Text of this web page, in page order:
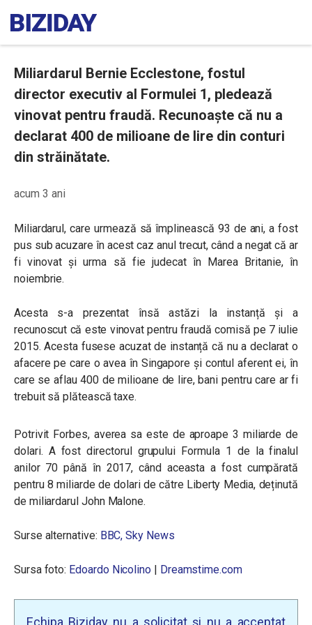
Miliardarul Bernie Ecclestone, fostul
director executiv al Formulei 1, pledează
vinovat pentru fraudă. Recunoaște că nu a
declarat 400 de milioane de lire din conturi
din străinătate.
acum 3 ani
Miliardarul, care urmează să împlinească 93 de ani, a fost
pus sub acuzare în acest caz anul trecut, când a negat că ar
fi vinovat și urma să fie judecat în Marea Britanie, în
noiembrie.
Acesta s-a prezentat însă astăzi la instanță și a
recunoscut că este vinovat pentru fraudă comisă pe 7 iulie
2015. Acesta fusese acuzat de instanță că nu a declarat o
afacere pe care o avea în Singapore și contul aferent ei, în
care se aflau 400 de milioane de lire, bani pentru care ar fi
trebuit să plătească taxe.
Potrivit Forbes, averea sa este de aproape 3 miliarde de
dolari. A fost directorul grupului Formula 1 de la finalul
anilor 70 până în 2017, când aceasta a fost cumpărată
pentru 8 miliarde de dolari de către Liberty Media, deținută
de miliardarul John Malone.
Surse alternative: BBC, Sky News
Sursa foto: Edoardo Nicolino | Dreamstime.com
Echipa Biziday nu a solicitat și nu a acceptat